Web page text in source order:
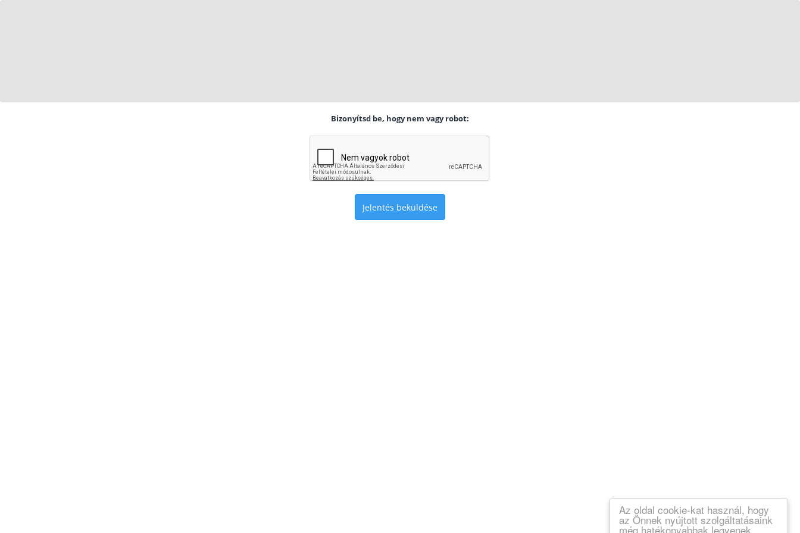
Az oldal cookie-kat használ, hogy
az Önnek nyújtott szolgáltatásaink
még hatékonyabbak legyenek.
Bizonyítsd be, hogy nem vagy robot:
Jelentés beküldése